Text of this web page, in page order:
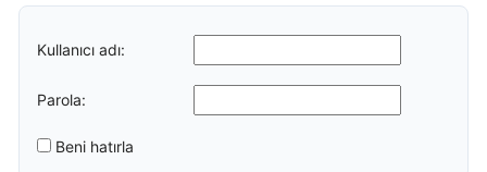
Kullanıcı adı:
Parola:
Beni hatırla